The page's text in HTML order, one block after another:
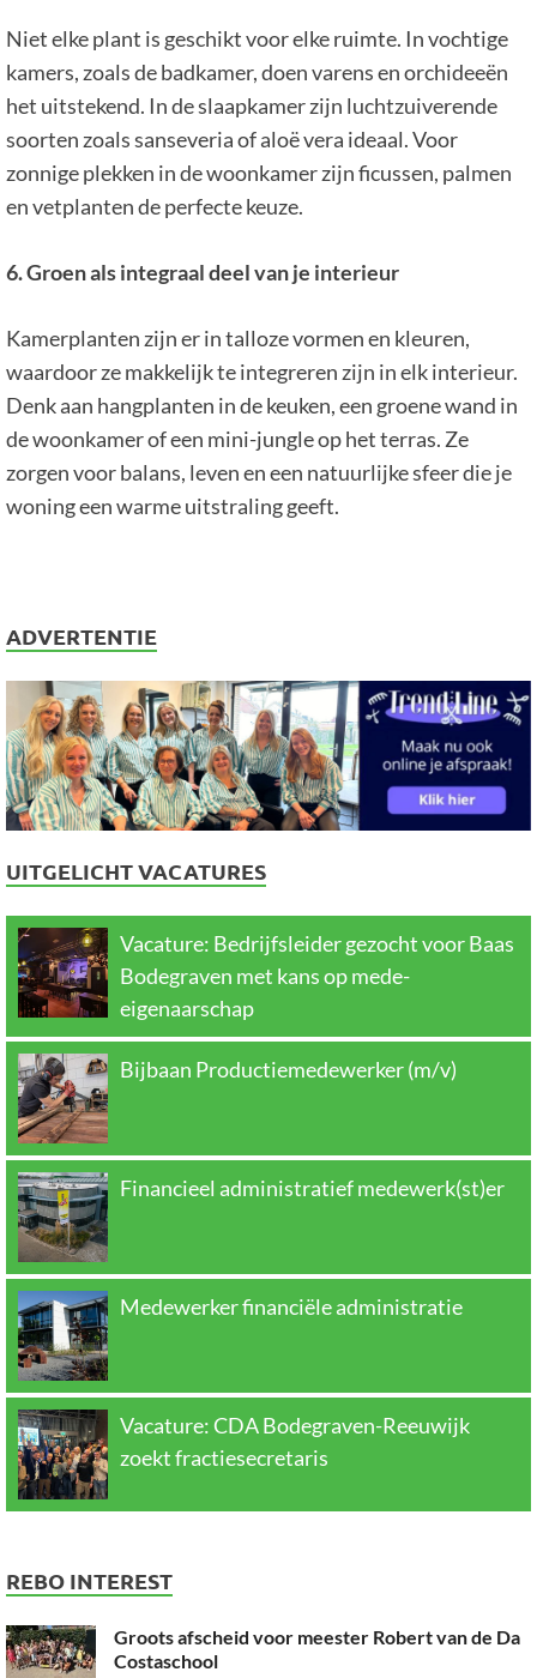
Niet elke plant is geschikt voor elke ruimte. In vochtige
kamers, zoals de badkamer, doen varens en orchideeën
het uitstekend. In de slaapkamer zijn luchtzuiverende
soorten zoals sanseveria of aloë vera ideaal. Voor
zonnige plekken in de woonkamer zijn ficussen, palmen
en vetplanten de perfecte keuze.
6. Groen als integraal deel van je interieur
Kamerplanten zijn er in talloze vormen en kleuren,
waardoor ze makkelijk te integreren zijn in elk interieur.
Denk aan hangplanten in de keuken, een groene wand in
de woonkamer of een mini-jungle op het terras. Ze
zorgen voor balans, leven en een natuurlijke sfeer die je
woning een warme uitstraling geeft.
ADVERTENTIE
UITGELICHT VACATURES
Vacature: Bedrijfsleider gezocht voor Baas
Bodegraven met kans op mede-
eigenaarschap
Bijbaan Productiemedewerker (m/v)
Financieel administratief medewerk(st)er
Medewerker financiële administratie
Vacature: CDA Bodegraven-Reeuwijk
zoekt fractiesecretaris
REBO INTEREST
Groots afscheid voor meester Robert van de Da
Costaschool